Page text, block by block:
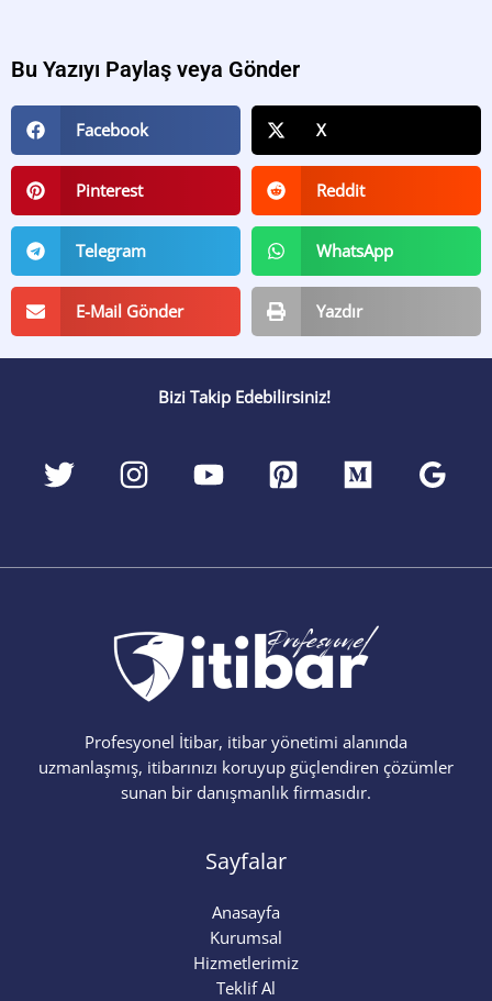
Bu Yazıyı Paylaş veya Gönder
Facebook X
Pinterest Reddit
Telegram WhatsApp
E-Mail Gönder Yazdır
Bizi Takip Edebilirsiniz!
Profesyonel İtibar, itibar yönetimi alanında
uzmanlaşmış, itibarınızı koruyup güçlendiren çözümler
sunan bir danışmanlık firmasıdır.
Sayfalar
Anasayfa
Kurumsal
Hizmetlerimiz
Teklif Al